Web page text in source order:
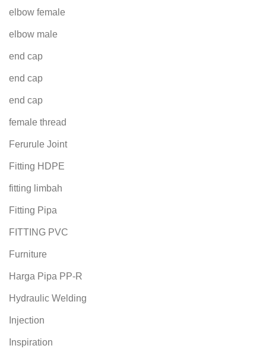
elbow female
elbow male
end cap
end cap
end cap
female thread
Ferurule Joint
Fitting HDPE
fitting limbah
Fitting Pipa
FITTING PVC
Furniture
Harga Pipa PP-R
Hydraulic Welding
Injection
Inspiration